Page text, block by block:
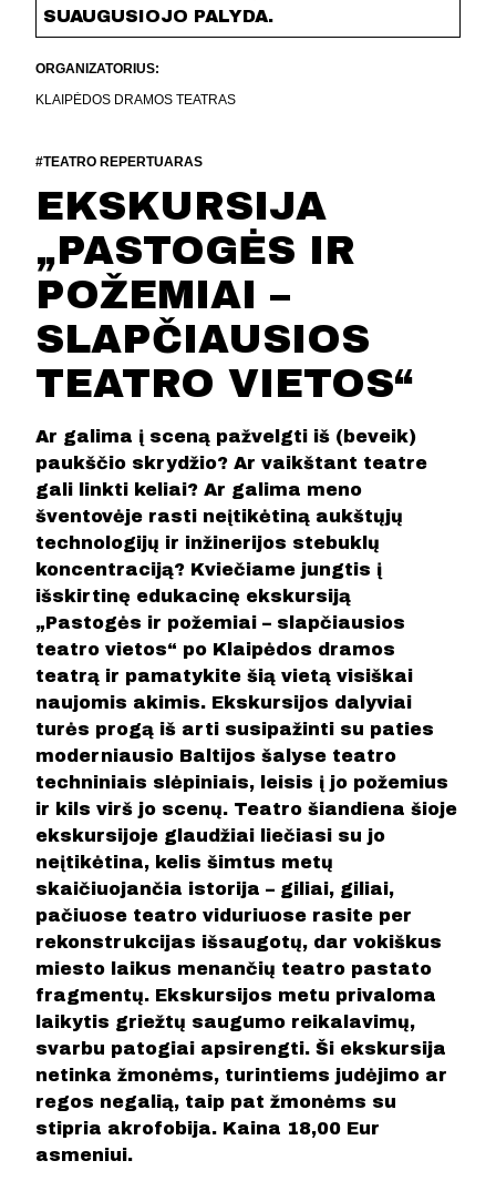
SUAUGUSIOJO PALYDA.
ORGANIZATORIUS:
KLAIPĖDOS DRAMOS TEATRAS
#TEATRO REPERTUARAS
EKSKURSIJA
„PASTOGĖS IR
POŽEMIAI –
SLAPČIAUSIOS
TEATRO VIETOS“
Ar galima į sceną pažvelgti iš (beveik)
paukščio skrydžio? Ar vaikštant teatre
gali linkti keliai? Ar galima meno
šventovėje rasti neįtikėtiną aukštųjų
technologijų ir inžinerijos stebuklų
koncentraciją? Kviečiame jungtis į
išskirtinę edukacinę ekskursiją
„Pastogės ir požemiai – slapčiausios
teatro vietos“ po Klaipėdos dramos
teatrą ir pamatykite šią vietą visiškai
naujomis akimis. Ekskursijos dalyviai
turės progą iš arti susipažinti su paties
moderniausio Baltijos šalyse teatro
techniniais slėpiniais, leisis į jo požemius
ir kils virš jo scenų. Teatro šiandiena šioje
ekskursijoje glaudžiai liečiasi su jo
neįtikėtina, kelis šimtus metų
skaičiuojančia istorija – giliai, giliai,
pačiuose teatro viduriuose rasite per
rekonstrukcijas išsaugotų, dar vokiškus
miesto laikus menančių teatro pastato
fragmentų. Ekskursijos metu privaloma
laikytis griežtų saugumo reikalavimų,
svarbu patogiai apsirengti. Ši ekskursija
netinka žmonėms, turintiems judėjimo ar
regos negalią, taip pat žmonėms su
stipria akrofobija. Kaina 18,00 Eur
asmeniui.